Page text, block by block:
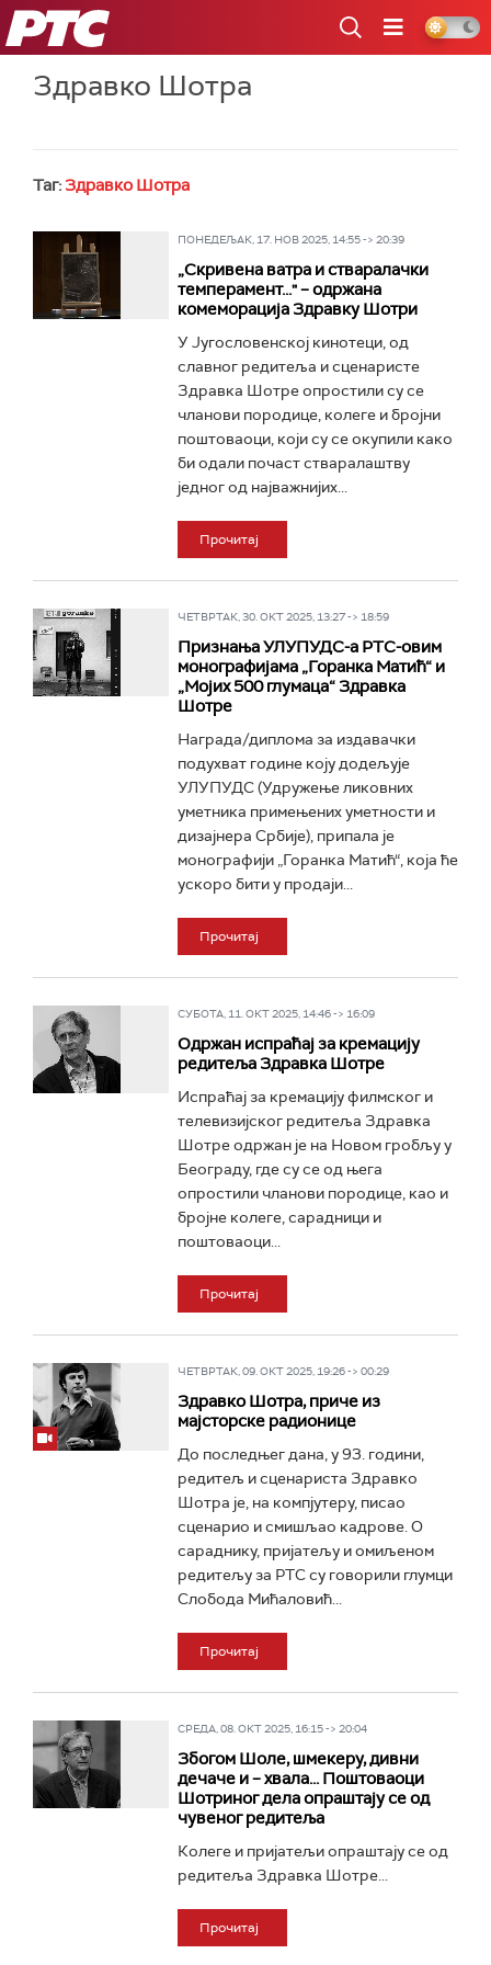
РТС
Здравко Шотра
Таг: Здравко Шотра
ПОНЕДЕЉАК, 17. НОВ 2025, 14:55 -> 20:39
„Скривена ватра и стваралачки
темперамент..." – одржана
комеморација Здравку Шотри
У Југословенској кинотеци, од
славног редитеља и сценаристе
Здравка Шотре опростили су се
чланови породице, колеге и бројни
поштоваоци, који су се окупили како
би одали почаст стваралаштву
једног од најважнијих...
Прочитај
ЧЕТВРТАК, 30. ОКТ 2025, 13:27 -> 18:59
Признања УЛУПУДС-а РТС-овим
монографијама „Горанка Матић“ и
„Мојих 500 глумаца“ Здравка
Шотре
Награда/диплома за издавачки
подухват године коју додељује
УЛУПУДС (Удружење ликовних
уметника примењених уметности и
дизајнера Србије), припала је
монографији „Горанка Матић“, која ће
ускоро бити у продаји...
Прочитај
СУБОТА, 11. ОКТ 2025, 14:46 -> 16:09
Одржан испраћај за кремацију
редитеља Здравка Шотре
Испраћај за кремацију филмског и
телевизијског редитеља Здравка
Шотре одржан је на Новом гробљу у
Београду, где су се од њега
опростили чланови породице, као и
бројне колеге, сарадници и
поштоваоци...
Прочитај
ЧЕТВРТАК, 09. ОКТ 2025, 19:26 -> 00:29
Здравко Шотра, приче из
мајсторске радионице
До последњег дана, у 93. години,
редитељ и сценариста Здравко
Шотра је, на компјутеру, писао
сценарио и смишљао кадрове. О
сараднику, пријатељу и омиљеном
редитељу за РТС су говорили глумци
Слобода Мићаловић...
Прочитај
СРЕДА, 08. ОКТ 2025, 16:15 -> 20:04
Збогом Шоле, шмекеру, дивни
дечаче и – хвала... Поштоваоци
Шотриног дела опраштају се од
чувеног редитеља
Колеге и пријатељи опраштају се од
редитеља Здравка Шотре...
Прочитај